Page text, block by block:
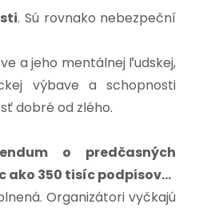
. Sú rovnako nebezpeční
a jeho mentálnej ľudskej,
výbave a schopnosti
dobré od zlého.
o predčasných
ako 350 tisíc podpisov…
Organizátori vyčkajú